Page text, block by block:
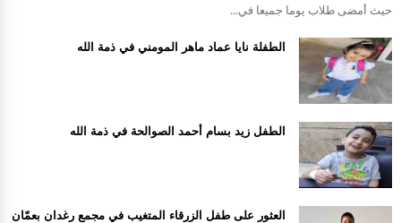
حيث أمضى طلاب يوما جميعا في...
الطفلة نايا عماد ماهر المومني في ذمة الله
الطفل زيد بسام أحمد الصوالحة في ذمة الله
العثور على طفل الزرقاء المتغيب في مجمع رغدان بعمّان